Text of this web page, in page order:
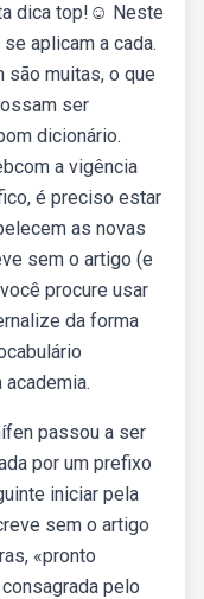
dica top!☺️ Neste
aplicam a cada.
são muitas, o que
ser
dicionário.
a vigência
é preciso estar
as novas
sem o artigo (e
procure usar
da forma
passou a ser
por um prefixo
iniciar pela
sem o artigo
«pronto
pelo